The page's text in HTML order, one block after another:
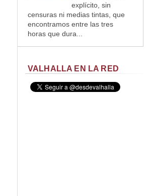
explícito, sin
censuras ni medias tintas, que
encontramos entre las tres
horas que dura...
VALHALLA EN LA RED